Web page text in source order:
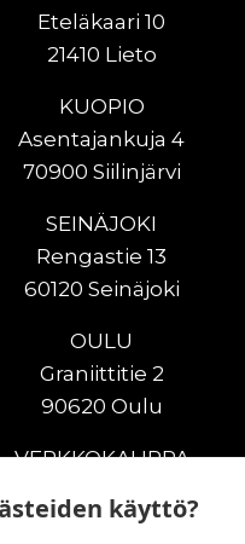
käyttö?
Eteläkaari 10
21410 Lieto
KUOPIO
Asentajankuja 4
70900 Siilinjärvi
SEINÄJOKI
Rengastie 13
60120 Seinäjoki
OULU
Graniittitie 2
90620 Oulu
VERKKOKAUPPA
maanrakennuskoneet